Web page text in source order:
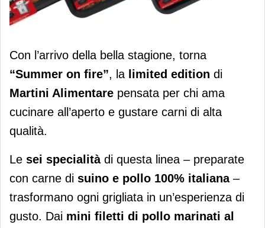
Torna la limited edition "Summer on
fire" di Martini Alimentare
Con l’arrivo della bella stagione, torna
“Summer on fire”, la limited edition di
Martini Alimentare pensata per chi ama
cucinare all’aperto e gustare carni di alta
qualità.
Le sei specialitàdi questa linea – preparate
con carne di suino e pollo 100% italiana–
trasformano ogni grigliata in un’esperienza di
gusto. Dai mini filetti di pollo marinati al